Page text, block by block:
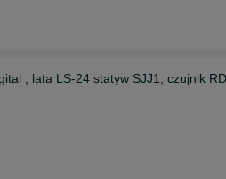
24 statyw SJJ1, czujnik RD500 Nowy faktura